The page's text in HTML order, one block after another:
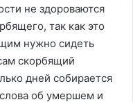
не здороваются
так как это
нужно сидеть
скорбящий
дней собирается
об умершем и